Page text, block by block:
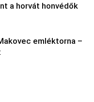
a horvát honvédők
emléktorna –